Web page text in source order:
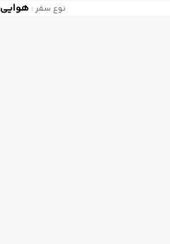
نوع سفر : هوایی